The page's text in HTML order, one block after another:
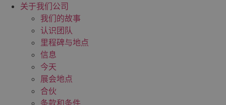
关于我们公司
我们的故事
认识团队
里程碑与地点
信息
今天
展会地点
合伙